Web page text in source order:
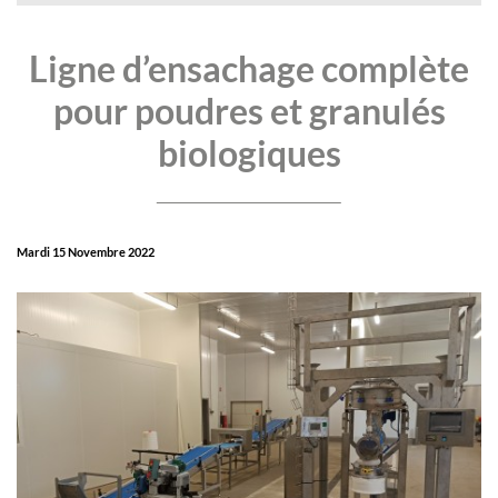
Ligne d’ensachage complète
pour poudres et granulés
biologiques
Mardi 15 Novembre 2022